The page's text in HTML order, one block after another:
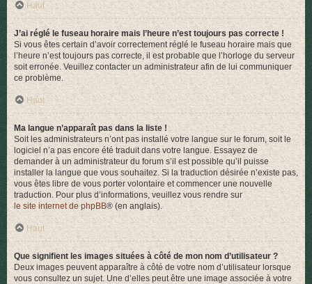
Haut
J’ai réglé le fuseau horaire mais l’heure n’est toujours pas correcte !
Si vous êtes certain d’avoir correctement réglé le fuseau horaire mais que
l’heure n’est toujours pas correcte, il est probable que l’horloge du serveur
soit erronée. Veuillez contacter un administrateur afin de lui communiquer
ce problème.
Haut
Ma langue n’apparaît pas dans la liste !
Soit les administrateurs n’ont pas installé votre langue sur le forum, soit le
logiciel n’a pas encore été traduit dans votre langue. Essayez de
demander à un administrateur du forum s’il est possible qu’il puisse
installer la langue que vous souhaitez. Si la traduction désirée n’existe pas,
vous êtes libre de vous porter volontaire et commencer une nouvelle
traduction. Pour plus d’informations, veuillez vous rendre sur
le site internet de phpBB® (en anglais).
Haut
Que signifient les images situées à côté de mon nom d’utilisateur ?
Deux images peuvent apparaître à côté de votre nom d’utilisateur lorsque
vous consultez un sujet. Une d’elles peut être une image associée à votre